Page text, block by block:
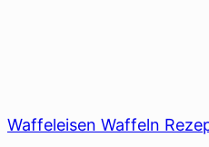
Waffeleisen Waffeln